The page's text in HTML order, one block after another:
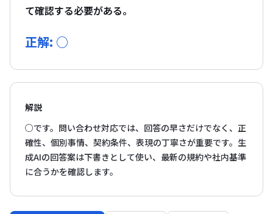
て確認する必要がある。
正解: ○
解説
○です。問い合わせ対応では、回答の早さだけでなく、正
確性、個別事情、契約条件、表現の丁寧さが重要です。生
成AIの回答案は下書きとして使い、最新の規約や社内基準
に合うかを確認します。